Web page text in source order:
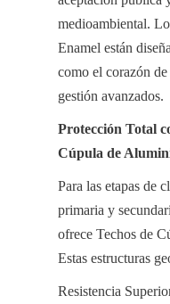
medioambiental.
Enamel están
como el corazón de
gestión avanzados.
Protección Total
Cúpula de
Para las etapas de
primaria y
ofrece Techos de
Estas estructuras
Resistencia